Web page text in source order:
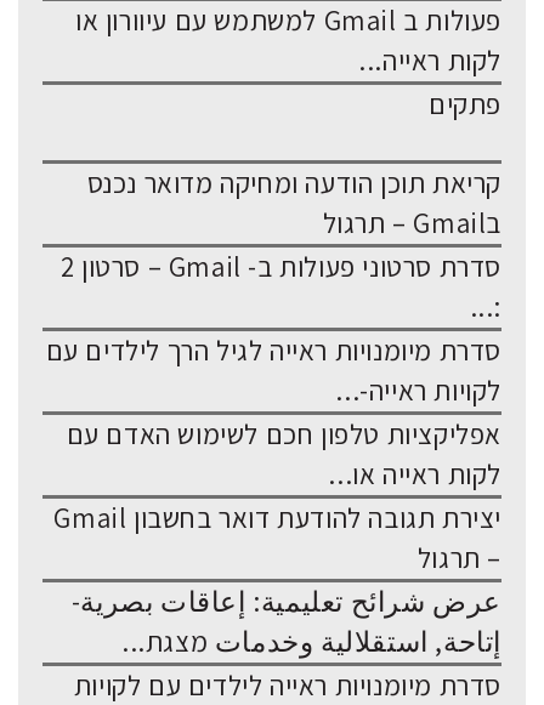
פעולות ב Gmail למשתמש עם עיוורון או
לקות ראייה...
פתקים
קריאת תוכן הודעה ומחיקה מדואר נכנס
בGmail – תרגול
סדרת סרטוני פעולות ב- Gmail – סרטון 2
:...
סדרת מיומנויות ראייה לגיל הרך לילדים עם
לקויות ראייה-...
אפליקציות טלפון חכם לשימוש האדם עם
לקות ראייה או...
יצירת תגובה להודעת דואר בחשבון Gmail
– תרגול
عرض شرائح تعليمية: إعاقات بصرية-
إتاحة, استقلالية وخدمات מצגת...
סדרת מיומנויות ראייה לילדים עם לקויות